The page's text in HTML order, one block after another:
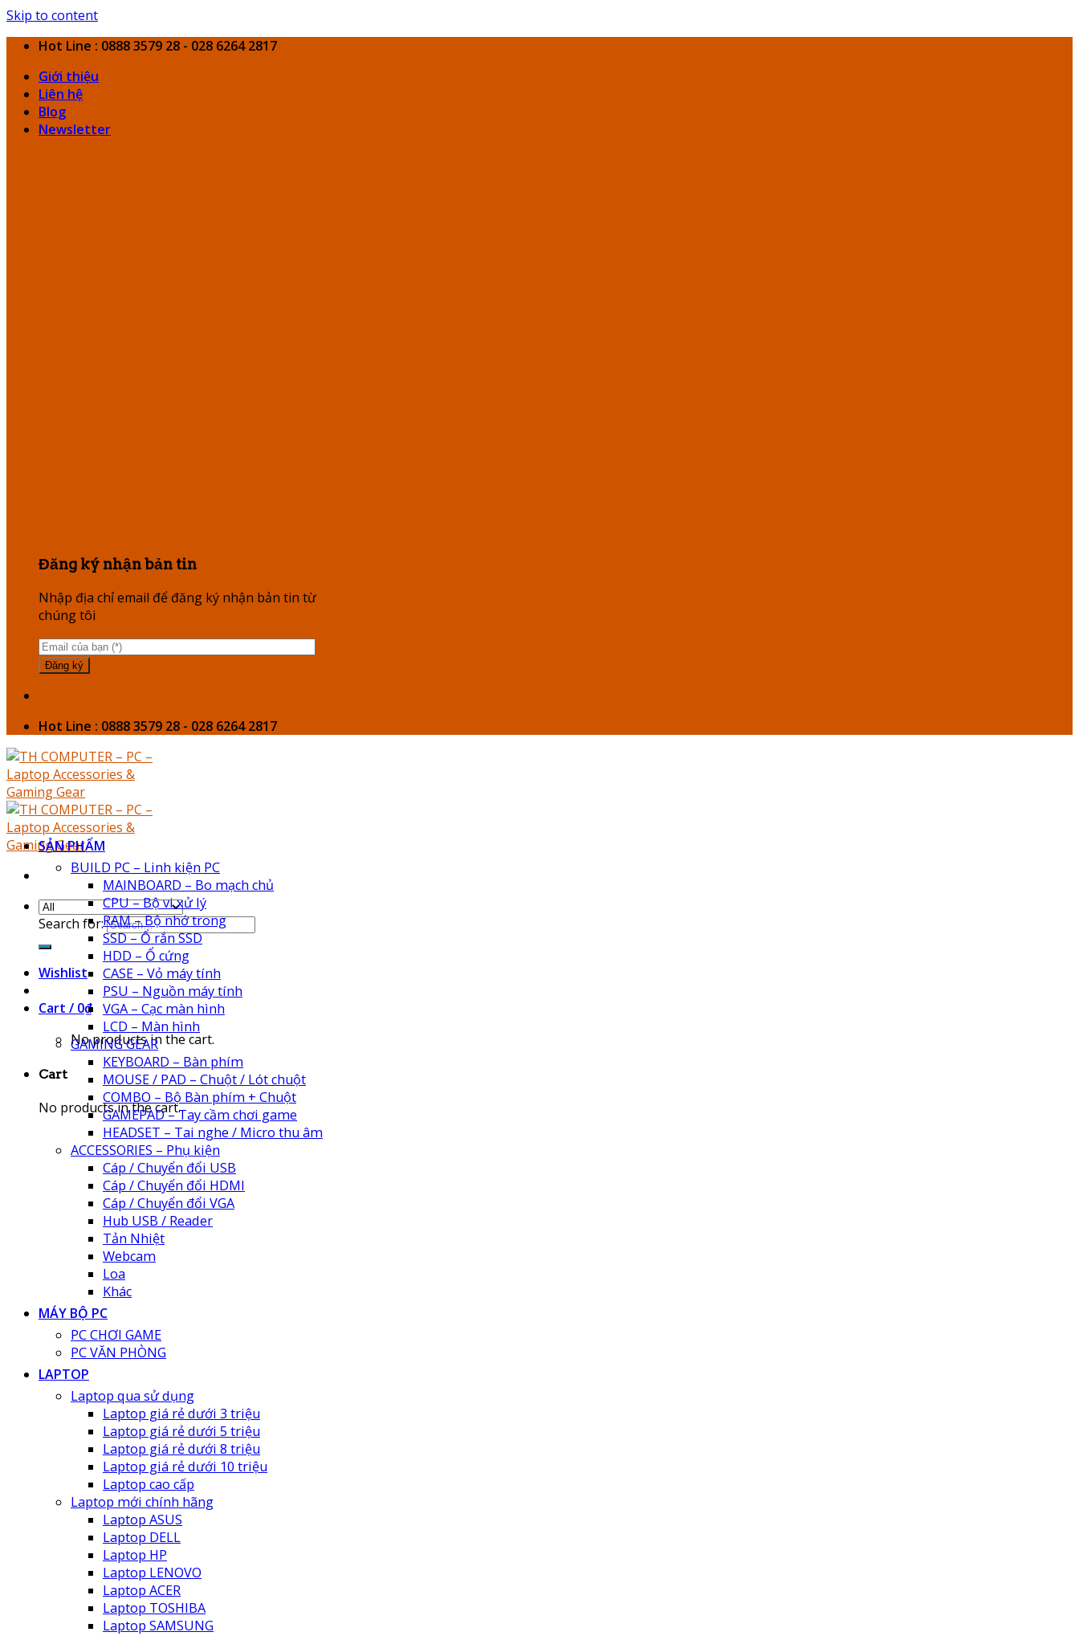
Skip to content
Hot Line : 0888 3579 28 - 028 6264 2817
Giới thiệu
Liên hệ
Blog
Newsletter
Đăng ký nhận bản tin
Nhập địa chỉ email để đăng ký nhận bản tin từ
chúng tôi
Hot Line : 0888 3579 28 - 028 6264 2817
Search for:
Wishlist
Cart / 0₫
No products in the cart.
Cart
No products in the cart.
SẢN PHẨM
BUILD PC – Linh kiện PC
MAINBOARD – Bo mạch chủ
CPU – Bộ vi xử lý
RAM – Bộ nhớ trong
SSD – Ổ rắn SSD
HDD – Ổ cứng
CASE – Vỏ máy tính
PSU – Nguồn máy tính
VGA – Cạc màn hình
LCD – Màn hình
GAMING GEAR
KEYBOARD – Bàn phím
MOUSE / PAD – Chuột / Lót chuột
COMBO – Bộ Bàn phím + Chuột
GAMEPAD – Tay cầm chơi game
HEADSET – Tai nghe / Micro thu âm
ACCESSORIES – Phụ kiện
Cáp / Chuyển đổi USB
Cáp / Chuyển đổi HDMI
Cáp / Chuyển đổi VGA
Hub USB / Reader
Tản Nhiệt
Webcam
Loa
Khác
MÁY BỘ PC
PC CHƠI GAME
PC VĂN PHÒNG
LAPTOP
Laptop qua sử dụng
Laptop giá rẻ dưới 3 triệu
Laptop giá rẻ dưới 5 triệu
Laptop giá rẻ dưới 8 triệu
Laptop giá rẻ dưới 10 triệu
Laptop cao cấp
Laptop mới chính hãng
Laptop ASUS
Laptop DELL
Laptop HP
Laptop LENOVO
Laptop ACER
Laptop TOSHIBA
Laptop SAMSUNG